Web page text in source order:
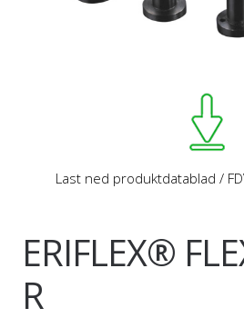
Last ned produktdatablad /
ERIFLEX®
R